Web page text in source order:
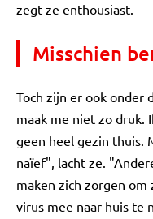
zegt ze enthousiast.
Misschien
Toch zijn er ook onder
maak me niet zo druk.
geen heel gezin thuis.
naïef", lacht ze.
maken zich zorgen
virus mee naar huis te